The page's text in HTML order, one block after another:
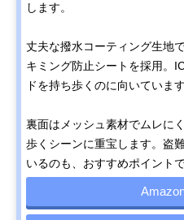
します。
丈夫な撥水コーティング生地
キミング防止シートを採用。
ドを持ち歩くのに向いています
裏面はメッシュ素材でムレに
歩くシーンに重宝します。盗
いるのも、おすすめポイントで